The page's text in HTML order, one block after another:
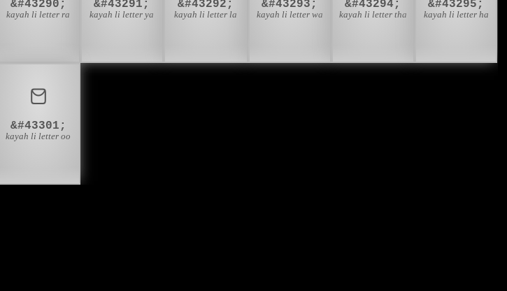
&#43290;
kayah li letter ra
&#43291;
kayah li letter ya
&#43292;
kayah li letter la
&#43293;
kayah li letter wa
&#43294;
kayah li letter tha
&#43295;
kayah li letter ha
ꤥ
&#43301;
kayah li letter oo